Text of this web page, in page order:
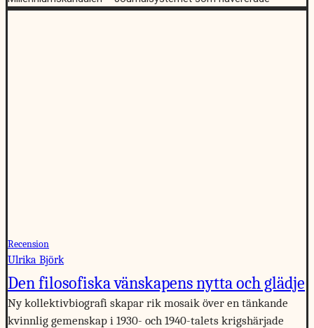
Recension
Ulrika Björk
Den filosofiska vänskapens nytta och glädje
Ny kollektivbiografi skapar rik mosaik över en tänkande
kvinnlig gemenskap i 1930- och 1940-talets krigshärjade